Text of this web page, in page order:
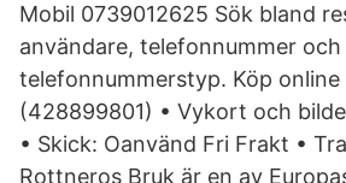
Mobil 0739012625 Sök bland
användare, telefonnummer och
telefonnummerstyp. Köp
(428899801) • Vykort och
• Skick: Oanvänd Fri Frakt •
Rottneros Bruk är en av